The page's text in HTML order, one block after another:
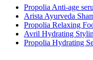
Propolia Anti-age
Arista Ayurveda
Propolia Relaxing
Avril Hydrating
Propolia Hydrating